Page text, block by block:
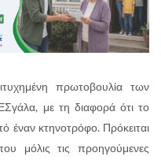
πρωτοβουλία των
με τη διαφορά ότι το
έναν κτηνοτρόφο. Πρόκειται
μόλις τις προηγούμενες